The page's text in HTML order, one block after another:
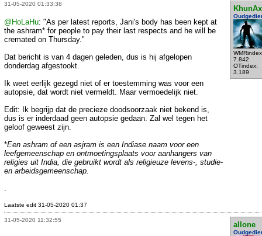
31-05-2020 01:33:38
7.842
OTindex:
3.189
@HoLaHu: "As per latest reports, Jani's body has been kept at
the ashram* for people to pay their last respects and he will be
cremated on Thursday."
Dat bericht is van 4 dagen geleden, dus is hij afgelopen
donderdag afgestookt.
Ik weet eerlijk gezegd niet of er toestemming was voor een
autopsie, dat wordt niet vermeldt. Maar vermoedelijk niet.
Edit: Ik begrijp dat de precieze doodsoorzaak niet bekend is,
dus is er inderdaad geen autopsie gedaan. Zal wel tegen het
geloof geweest zijn.
*Een ashram of een asjram is een Indiase naam voor een
leefgemeenschap en ontmoetingsplaats voor aanhangers van
religies uit India, die gebruikt wordt als religieuze levens-, studie-
en arbeidsgemeenschap.
.
Laatste edit 31-05-2020 01:37
31-05-2020 11:32:55
allone